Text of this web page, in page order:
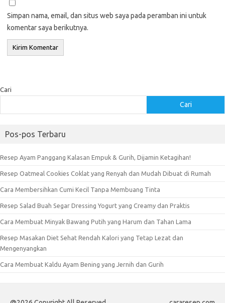
Simpan nama, email, dan situs web saya pada peramban ini untuk
komentar saya berikutnya.
Cari
Cari
Pos-pos Terbaru
Resep Ayam Panggang Kalasan Empuk & Gurih, Dijamin Ketagihan!
Resep Oatmeal Cookies Coklat yang Renyah dan Mudah Dibuat di Rumah
Cara Membersihkan Cumi Kecil Tanpa Membuang Tinta
Resep Salad Buah Segar Dressing Yogurt yang Creamy dan Praktis
Cara Membuat Minyak Bawang Putih yang Harum dan Tahan Lama
Resep Masakan Diet Sehat Rendah Kalori yang Tetap Lezat dan
Mengenyangkan
Cara Membuat Kaldu Ayam Bening yang Jernih dan Gurih